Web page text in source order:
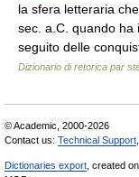
la sfera letteraria
sec. a.C. quando ha
seguito delle
Dizionario di retorica par
© Academic, 2000-2026
Contact us: Technical Support
Dictionaries export , created